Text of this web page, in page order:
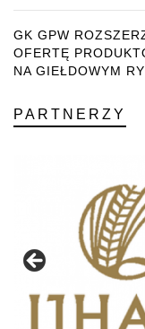
GK GPW
OFERTĘ
NA GIEŁDOWYM
PARTNERZY